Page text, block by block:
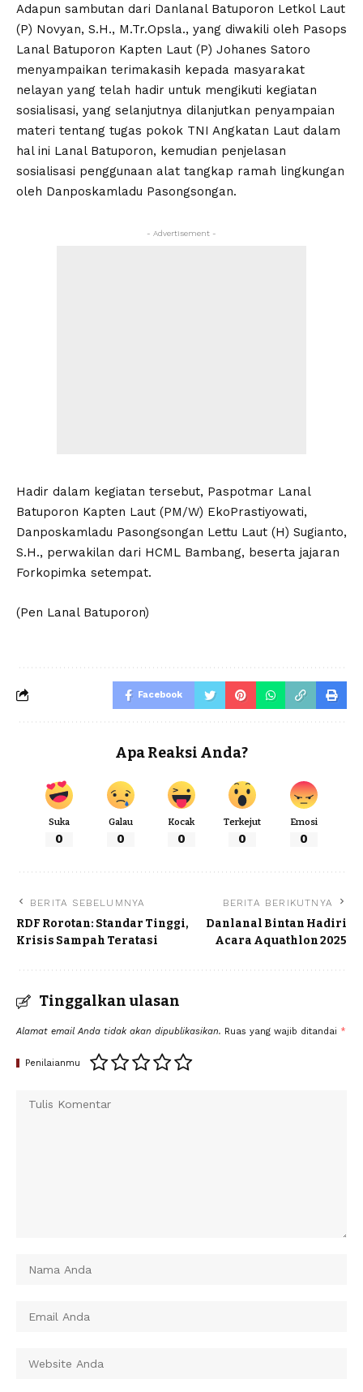
Adapun sambutan dari Danlanal Batuporon Letkol Laut
(P) Novyan, S.H., M.Tr.Opsla., yang diwakili oleh Pasops
Lanal Batuporon Kapten Laut (P) Johanes Satoro
menyampaikan terimakasih kepada masyarakat
nelayan yang telah hadir untuk mengikuti kegiatan
sosialisasi, yang selanjutnya dilanjutkan penyampaian
materi tentang tugas pokok TNI Angkatan Laut dalam
hal ini Lanal Batuporon, kemudian penjelasan
sosialisasi penggunaan alat tangkap ramah lingkungan
oleh Danposkamladu Pasongsongan.
- Advertisement -
Hadir dalam kegiatan tersebut, Paspotmar Lanal
Batuporon Kapten Laut (PM/W) EkoPrastiyowati,
Danposkamladu Pasongsongan Lettu Laut (H) Sugianto,
S.H., perwakilan dari HCML Bambang, beserta jajaran
Forkopimka setempat.
(Pen Lanal Batuporon)
Facebook
Apa Reaksi Anda?
Suka
0
Galau
0
Kocak
0
Terkejut
0
Emosi
0
BERITA SEBELUMNYA
RDF Rorotan: Standar Tinggi,
Krisis Sampah Teratasi
BERITA BERIKUTNYA
Danlanal Bintan Hadiri
Acara Aquathlon 2025
Tinggalkan ulasan
Alamat email Anda tidak akan dipublikasikan. Ruas yang wajib ditandai *
Penilaianmu